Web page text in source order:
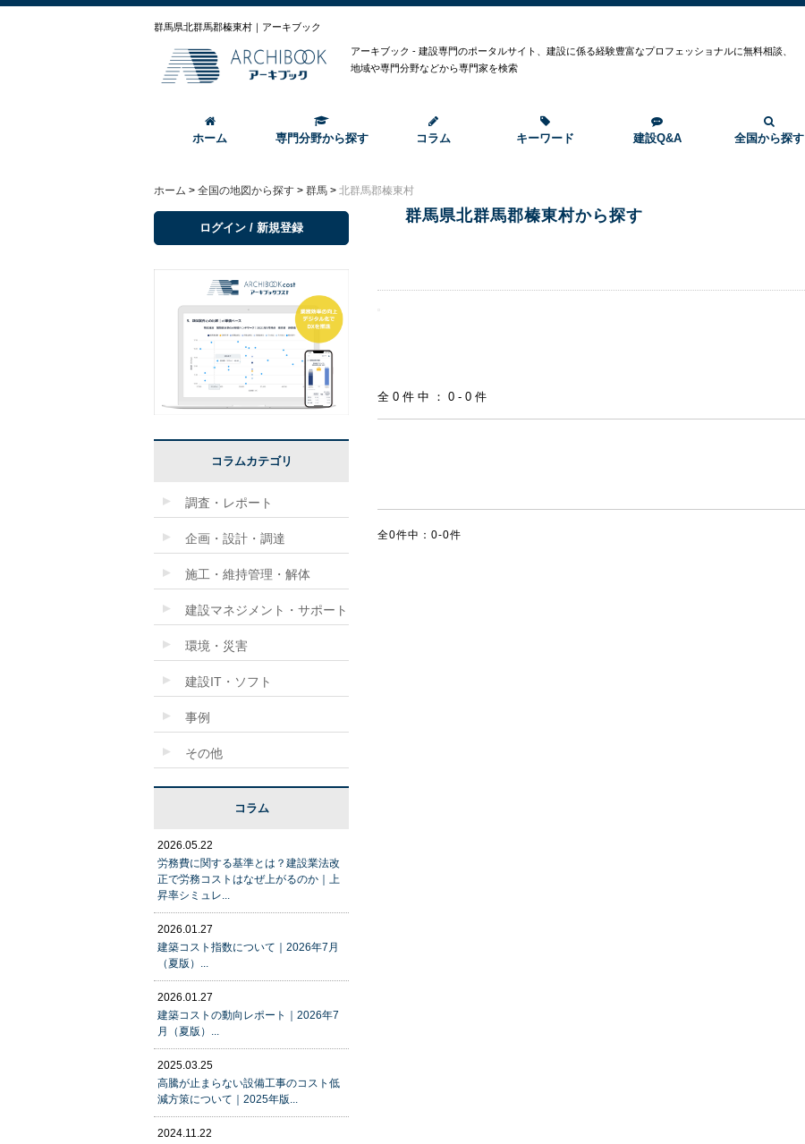
群馬県北群馬郡榛東村｜アーキブック
アーキブック - 建設専門のポータルサイト、建設に係る経験豊富なプロフェッショナルに無料相談、
地域や専門分野などから専門家を検索
ホーム 専門分野から探す コラム キーワード 建設Q&A 全国から探す
ホーム > 全国の地図から探す > 群馬 > 北群馬郡榛東村
群馬県北群馬郡榛東村から探す
全0件中：0-0件
全0件中：0-0件
ログイン / 新規登録
コラムカテゴリ
調査・レポート
企画・設計・調達
施工・維持管理・解体
建設マネジメント・サポート
環境・災害
建設IT・ソフト
事例
その他
コラム
2026.05.22
労務費に関する基準とは？建設業法改
正で労務コストはなぜ上がるのか｜上
昇率シミュレ...
2026.01.27
建築コスト指数について｜2026年7月
（夏版）...
2026.01.27
建築コストの動向レポート｜2026年7
月（夏版）...
2025.03.25
高騰が止まらない設備工事のコスト低
減方策について｜2025年版...
2024.11.22